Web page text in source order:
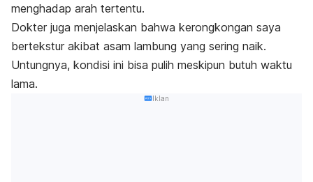
menghadap arah tertentu.
Dokter juga menjelaskan bahwa kerongkongan saya
bertekstur akibat asam lambung yang sering naik.
Untungnya, kondisi ini bisa pulih meskipun butuh waktu
lama.
Iklan